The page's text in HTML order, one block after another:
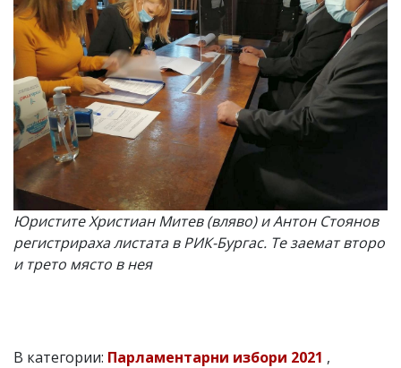
Юристите Христиан Митев (вляво) и Антон Стоянов
регистрираха листата в РИК-Бургас. Те заемат второ
и трето място в нея
В категории: Парламентарни избори 2021 ,